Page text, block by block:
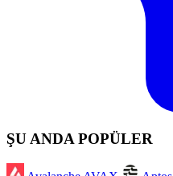
ŞU ANDA POPÜLER